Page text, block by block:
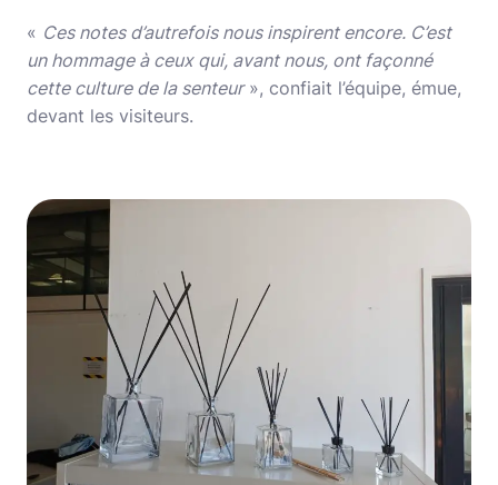
« Ces notes d’autrefois nous inspirent encore. C’est
un hommage à ceux qui, avant nous, ont façonné
cette culture de la senteur», confiait l’équipe, émue,
devant les visiteurs.